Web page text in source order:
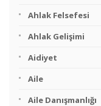
Ahlak Felsefesi
Ahlak Gelişimi
Aidiyet
Aile
Aile Danışmanlığı